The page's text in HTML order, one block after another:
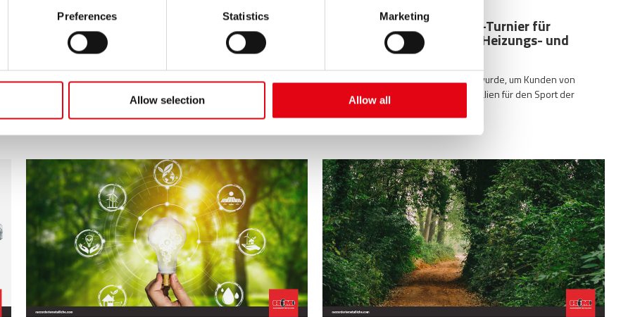
Preferences Statistics Marketing
Allow selection Allow all
26.02.2024
The Big 5 Arabia Saudita 2024
Raccorderie Metalliche ist vom 26. bis 29. Februar in Riad
Veranstaltungen der Baubranche in Saudi-Arabien.
12.01.2024
RacMet Padel – 1. Padel-Turnier für
Großhändler im Bereich Heizungs- und
Sanitärtechnik
Ein Padel-Turnier, das organisiert wurde, um Kunden von
Raccorderie Metalliche aus ganz Italien für den Sport der
Stunde zu begeistern: Padel.